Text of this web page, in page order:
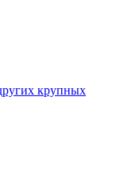
крупных